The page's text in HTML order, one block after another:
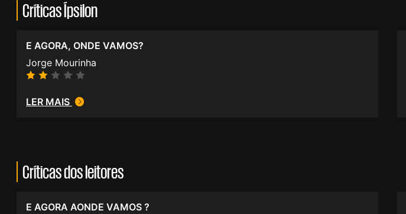
Críticas Ípsilon
E AGORA, ONDE VAMOS?
Jorge Mourinha
LER MAIS
Críticas dos leitores
E AGORA AONDE VAMOS ?